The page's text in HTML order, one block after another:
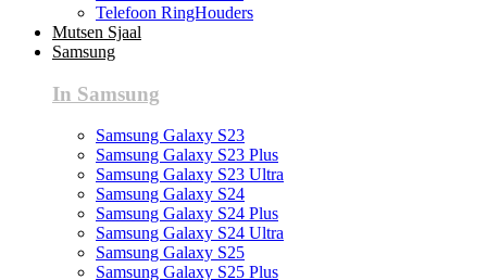
Telefoon RingHouders
Mutsen Sjaal
Samsung
In Samsung
Samsung Galaxy S23
Samsung Galaxy S23 Plus
Samsung Galaxy S23 Ultra
Samsung Galaxy S24
Samsung Galaxy S24 Plus
Samsung Galaxy S24 Ultra
Samsung Galaxy S25
Samsung Galaxy S25 Plus